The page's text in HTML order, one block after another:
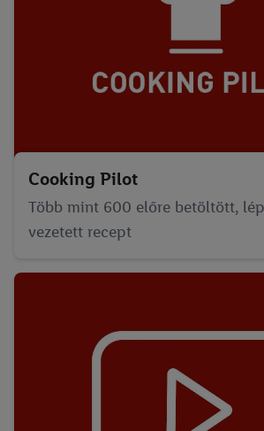
Cooking Pilot
Több mint 600 előre betöltött,
vezetett recept